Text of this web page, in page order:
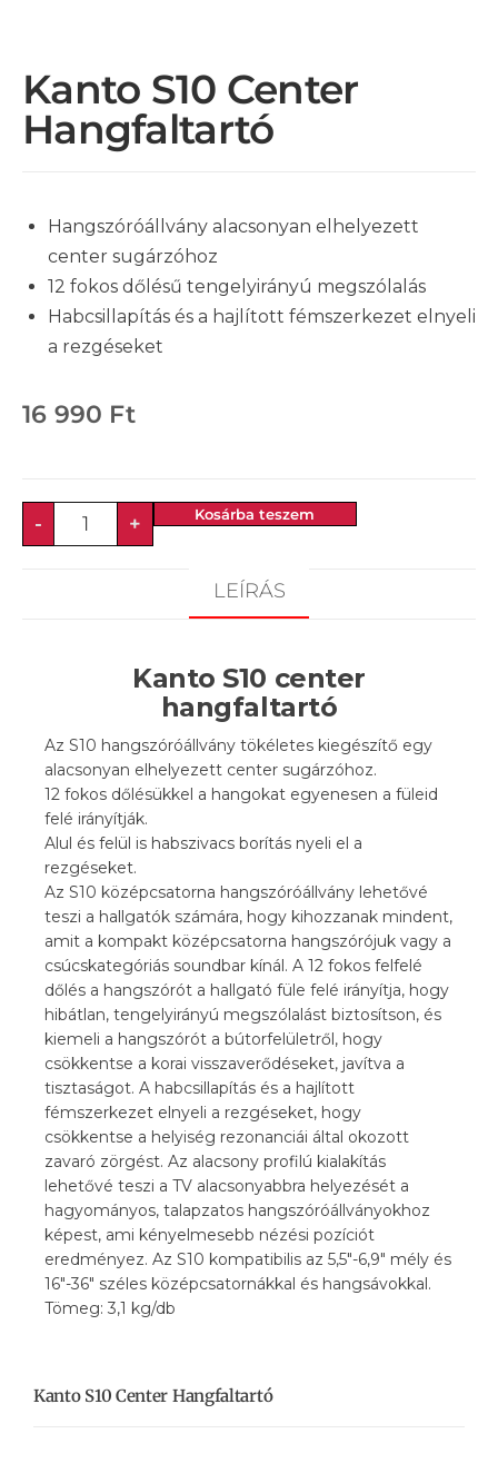
Kanto S10 Center
Hangfaltartó
Hangszóróállvány alacsonyan elhelyezett
center sugárzóhoz
12 fokos dőlésű tengelyirányú megszólalás
Habcsillapítás és a hajlított fémszerkezet elnyeli
a rezgéseket
16 990 Ft
- + Kosárba teszem
LEÍRÁS
Kanto S10 center
hangfaltartó
Az S10 hangszóróállvány tökéletes kiegészítő egy
alacsonyan elhelyezett center sugárzóhoz.
12 fokos dőlésükkel a hangokat egyenesen a füleid
felé irányítják.
Alul és felül is habszivacs borítás nyeli el a
rezgéseket.
Az S10 középcsatorna hangszóróállvány lehetővé
teszi a hallgatók számára, hogy kihozzanak mindent,
amit a kompakt középcsatorna hangszórójuk vagy a
csúcskategóriás soundbar kínál. A 12 fokos felfelé
dőlés a hangszórót a hallgató füle felé irányítja, hogy
hibátlan, tengelyirányú megszólalást biztosítson, és
kiemeli a hangszórót a bútorfelületről, hogy
csökkentse a korai visszaverődéseket, javítva a
tisztaságot. A habcsillapítás és a hajlított
fémszerkezet elnyeli a rezgéseket, hogy
csökkentse a helyiség rezonanciái által okozott
zavaró zörgést. Az alacsony profilú kialakítás
lehetővé teszi a TV alacsonyabbra helyezését a
hagyományos, talapzatos hangszóróállványokhoz
képest, ami kényelmesebb nézési pozíciót
eredményez. Az S10 kompatibilis az 5,5″-6,9″ mély és
16″-36″ széles középcsatornákkal és hangsávokkal.
Tömeg: 3,1 kg/db
Kanto S10 Center Hangfaltartó